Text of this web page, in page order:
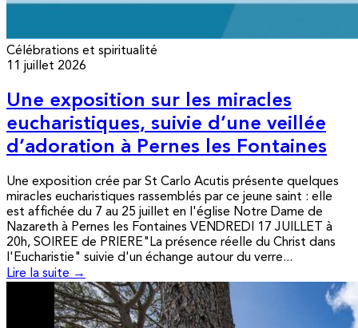
Célébrations et spiritualité
11 juillet 2026
Une exposition sur les miracles
eucharistiques, suivie d’une veillée
d’adoration à Pernes les Fontaines
Une exposition crée par St Carlo Acutis présente quelques
miracles eucharistiques rassemblés par ce jeune saint : elle
est affichée du 7 au 25 juillet en l'église Notre Dame de
Nazareth à Pernes les Fontaines VENDREDI 17 JUILLET à
20h, SOIREE de PRIERE"La présence réelle du Christ dans
l'Eucharistie" suivie d'un échange autour du verre...
Lire la suite →